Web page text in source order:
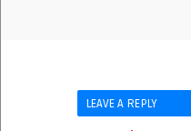
LEAVE A REPLY